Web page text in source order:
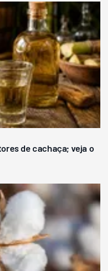
de cachaça; veja o